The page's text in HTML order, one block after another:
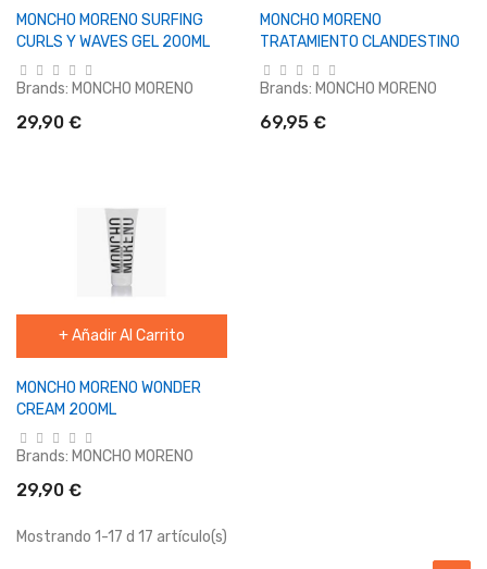
MONCHO MORENO SURFING
CURLS Y WAVES GEL 200ML
Brands: MONCHO MORENO
29,90 €
MONCHO MORENO
TRATAMIENTO CLANDESTINO
Brands: MONCHO MORENO
69,95 €
+ Añadir Al Carrito
MONCHO MORENO WONDER
CREAM 200ML
Brands: MONCHO MORENO
29,90 €
Mostrando 1-17 d 17 artículo(s)